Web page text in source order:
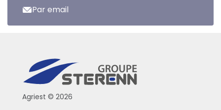
Par email
Agriest © 2026